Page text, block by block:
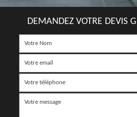
DEMANDEZ VOTRE DEVIS